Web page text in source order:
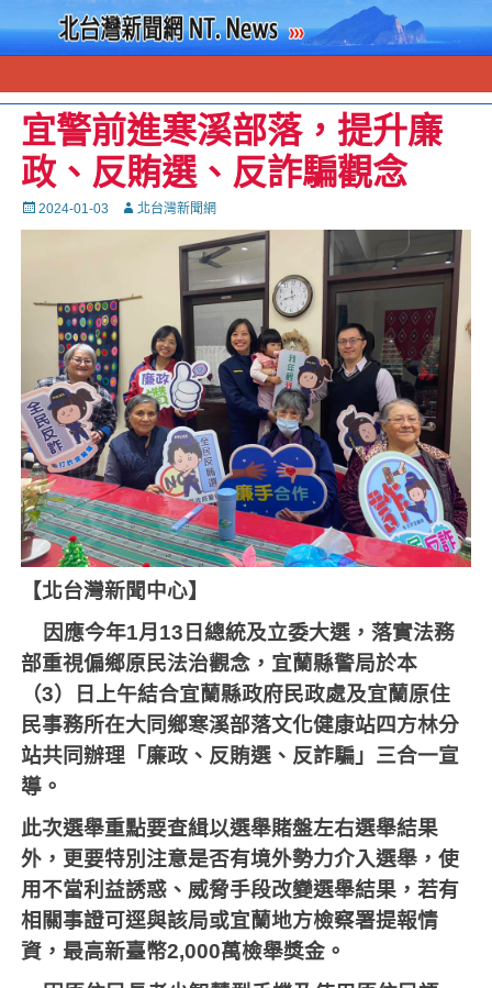
宜警前進寒溪部落，提升廉
政、反賄選、反詐騙觀念
Posted
on
2024-01-03 Autor北台灣新聞網
【北台灣新聞中心】
因應今年1月 13 日總統及立委大選，落實法務
部重視偏鄉原民法治觀念，宜蘭縣警局於本
（3）日上午結合宜蘭縣政府民政處及宜蘭原住
民事務所在大同鄉寒溪部落文化健康站四方林分
站共同辦理「廉政、反賄選、反詐騙」三合一宣
導。
此次選舉重點要查緝以選舉賭盤左右選舉結果
外，更要特別注意是否有境外勢力介入選舉，使
用不當利益誘惑、威脅手段改變選舉結果，若有
相關事證可逕與該局或宜蘭地方檢察署提報情
資，最高新臺幣2,000萬檢舉獎金。